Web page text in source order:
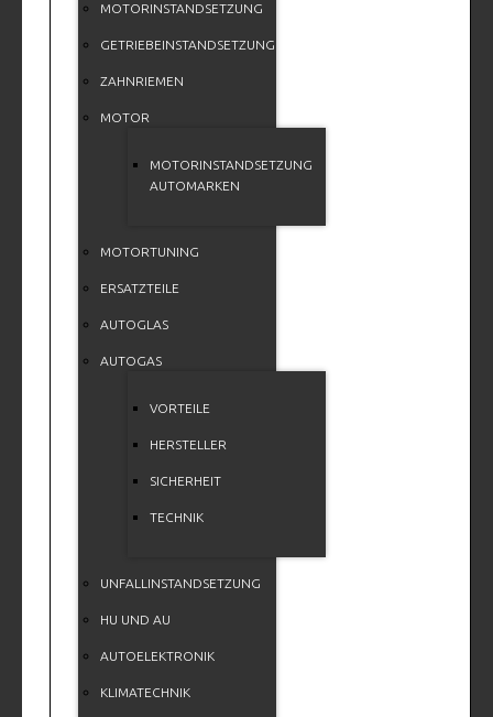
MOTORINSTANDSETZUNG
GETRIEBEINSTANDSETZUNG
ZAHNRIEMEN
MOTOR
MOTORINSTANDSETZUNG
AUTOMARKEN
MOTORTUNING
ERSATZTEILE
AUTOGLAS
AUTOGAS
VORTEILE
HERSTELLER
SICHERHEIT
TECHNIK
UNFALLINSTANDSETZUNG
HU UND AU
AUTOELEKTRONIK
KLIMATECHNIK